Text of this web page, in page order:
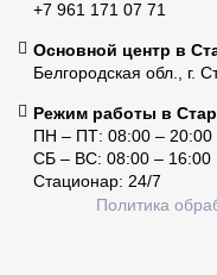
+7 961 171 07 71
Основной центр в
Белгородская обл., г.
Режим работы в
ПН – ПТ: 08:00 – 20:00
СБ – ВС: 08:00 – 16:00
Стационар: 24/7
Политика